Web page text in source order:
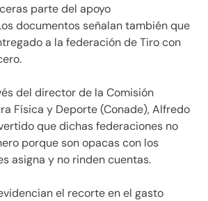
parte del apoyo
documentos señalan también que
a la federación de Tiro con
del director de la Comisión
Física y Deporte (Conade), Alfredo
que dichas federaciones no
porque son opacas con los
asigna y no rinden cuentas.
el recorte en el gasto